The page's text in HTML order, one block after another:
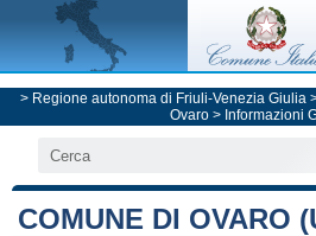
> Regione autonoma di Friuli-Venezia Giulia
Ovaro> Informazioni
COMUNE DI OVARO